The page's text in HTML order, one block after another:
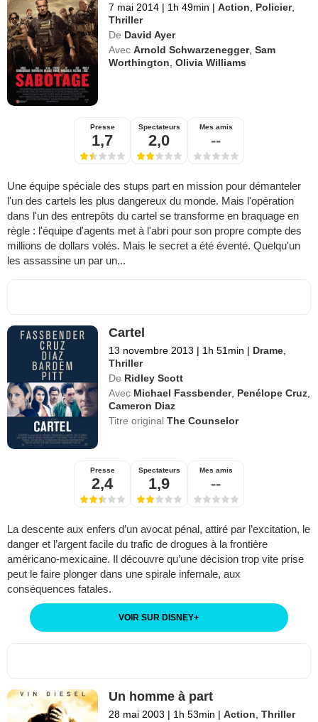
7 mai 2014 | 1h 49min | Action Policier,
Thriller
De David Ayer
Avec Arnold Schwarzenegger,Sam
Worthington ,Olivia Williams
Presse
1,7
Spectateurs
2,0
Mes amis
--
Une équipe spéciale des stups part en mission pour démanteler
l'un des cartels les plus dangereux du monde. Mais l'opération
dans l'un des entrepôts du cartel se transforme en braquage en
règle : l'équipe d'agents met à l'abri pour son propre compte des
millions de dollars volés. Mais le secret a été éventé. Quelqu'un
les assassine un par un...
Cartel
13 novembre 2013 | 1h 51min | Drame
Thriller
De Ridley Scott
Avec Michael Fassbender, Penélope Cruz
Cameron Diaz
Titre originalThe Counselor
Presse
2,4
Spectateurs
1,9
Mes amis
--
La descente aux enfers d’un avocat pénal, attiré par l’excitation, le
danger et l’argent facile du trafic de drogues à la frontière
américano-mexicaine. Il découvre qu’une décision trop vite prise
peut le faire plonger dans une spirale infernale, aux
conséquences fatales.
VOIR SUR DISNEY+
Un homme à part
28 mai 2003 | 1h 53min | Action ,Thriller